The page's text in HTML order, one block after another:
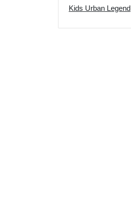
Kids Urban Legend